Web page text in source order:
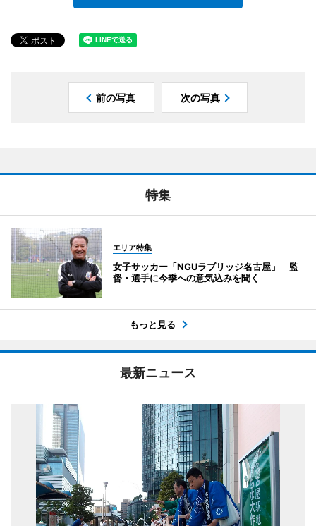
前の写真 次の写真
特集
エリア特集
女子サッカー「NGUラブリッジ名古屋」 監
督・選手に今季への意気込みを聞く
もっと見る
最新ニュース